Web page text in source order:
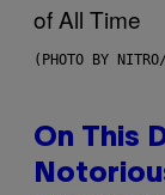
(PHOTO BY
On This